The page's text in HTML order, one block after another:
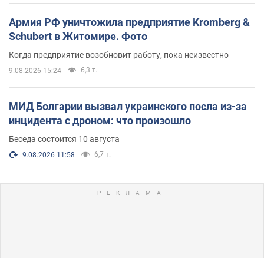
Армия РФ уничтожила предприятие Kromberg &
Schubert в Житомире. Фото
Когда предприятие возобновит работу, пока неизвестно
9.08.2026 15:24 6,3 т.
МИД Болгарии вызвал украинского посла из-за
инцидента с дроном: что произошло
Беседа состоится 10 августа
9.08.2026 11:58 6,7 т.